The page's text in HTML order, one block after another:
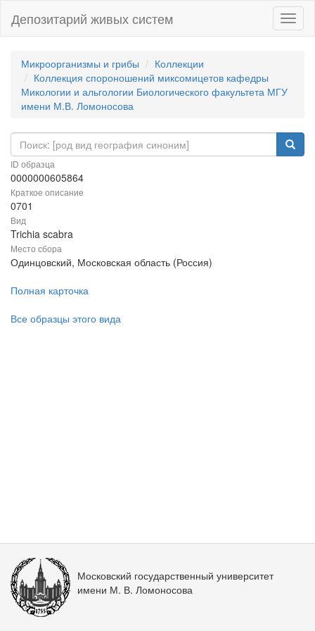
Депозитарий живых систем
Микроорганизмы и грибы
Коллекции
Коллекция спороношений миксомицетов кафедры
Микологии и альгологии Биологического факультета МГУ
имени М.В. Ломоносова
ID образца
0000000605864
Краткое описание
0701
Вид
Trichia scabra
Место сбора
Одинцовский, Московская область (Россия)
Полная карточка
Все образцы этого вида
Московский государственный университет
имени М. В. Ломоносова